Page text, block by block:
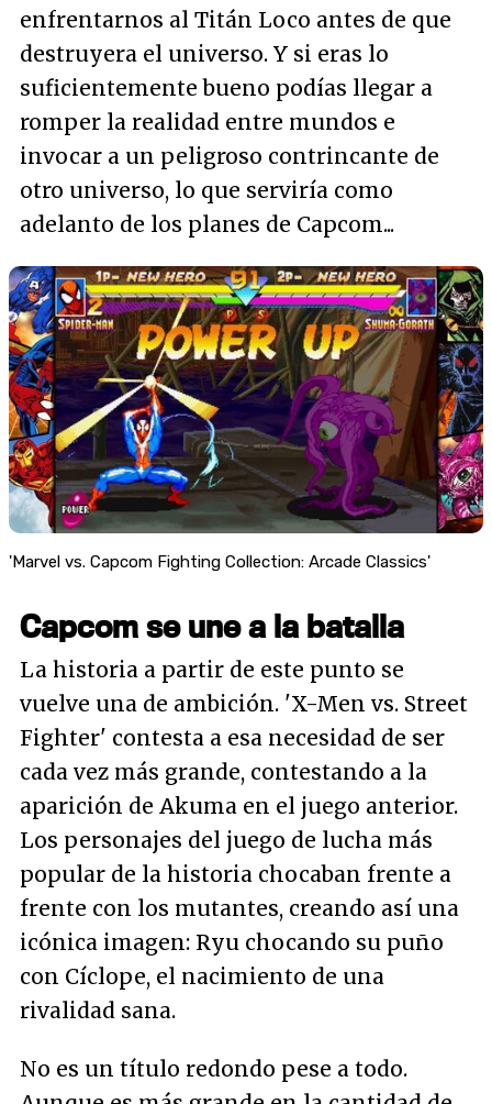
enfrentarnos al Titán Loco antes de que
destruyera el universo. Y si eras lo
suficientemente bueno podías llegar a
romper la realidad entre mundos e
invocar a un peligroso contrincante de
otro universo, lo que serviría como
adelanto de los planes de Capcom...
'Marvel vs. Capcom Fighting Collection: Arcade Classics'
Capcom se une a la batalla
La historia a partir de este punto se
vuelve una de ambición. 'X-Men vs. Street
Fighter' contesta a esa necesidad de ser
cada vez más grande, contestando a la
aparición de Akuma en el juego anterior.
Los personajes del juego de lucha más
popular de la historia chocaban frente a
frente con los mutantes, creando así una
icónica imagen: Ryu chocando su puño
con Cíclope, el nacimiento de una
rivalidad sana.
No es un título redondo pese a todo.